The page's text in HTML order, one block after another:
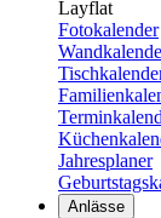
Layflat
Fotokalender
Jahresplaner
Anlässe